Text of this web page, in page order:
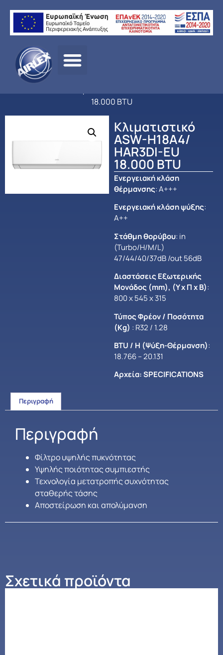
σελίδα/ΠΡΟΪΟΝΤΑ
18.000 BTU
Κλιματιστικό
ASW-H18A4/
HAR3DI-EU
18.000 BTU
Ενεργειακή κλάση
θέρμανσης: Α+++
Ενεργειακή κλάση ψύξης:
Α++
Στάθμη θορύβου: in
(Turbo/H/M/L)
47/44/40/37dB /out 56dB
Διαστάσεις Εξωτερικής
Μονάδος (mm), (Y x Π x Β):
800 x 545 x 315
Τύπος Φρέον / Ποσότητα
(Kg) : R32 / 1.28
BTU / H (Ψύξη-Θέρμανση):
18.766 – 20.131
Αρχεία:SPECIFICATIONS
Περιγραφή
Περιγραφή
Φίλτρο υψηλής πυκνότητας
Υψηλής ποιότητας συμπιεστής
Τεχνολογία μετατροπής συχνότητας
σταθερής τάσης
Αποστείρωση και απολύμανση
Σχετικά προϊόντα